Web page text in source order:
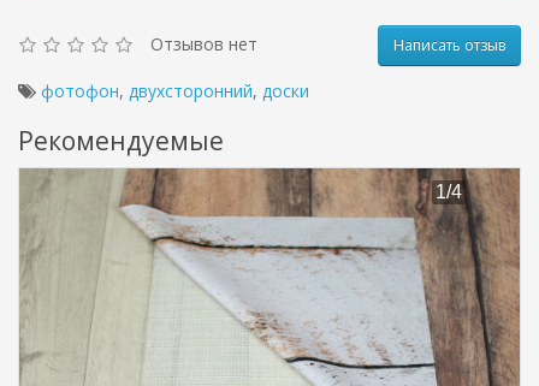
Отзывов нет Написать отзыв
фотофон, двухсторонний, доски
Рекомендуемые